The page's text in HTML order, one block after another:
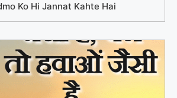
Ko Hi Jannat Kahte Hai